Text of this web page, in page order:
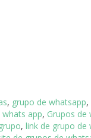
, grupo de whatsapp,
app, Grupos de
, link de grupo de